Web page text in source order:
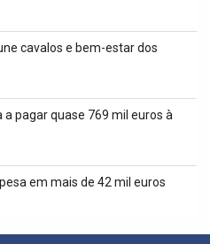
cavalos e bem-estar dos
pagar quase 769 mil euros à
em mais de 42 mil euros